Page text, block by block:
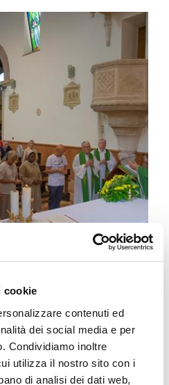
cookie
contenuti ed
dei social media e per
Condividiamo inoltre
utilizza il nostro sito con i
di analisi dei dati web,